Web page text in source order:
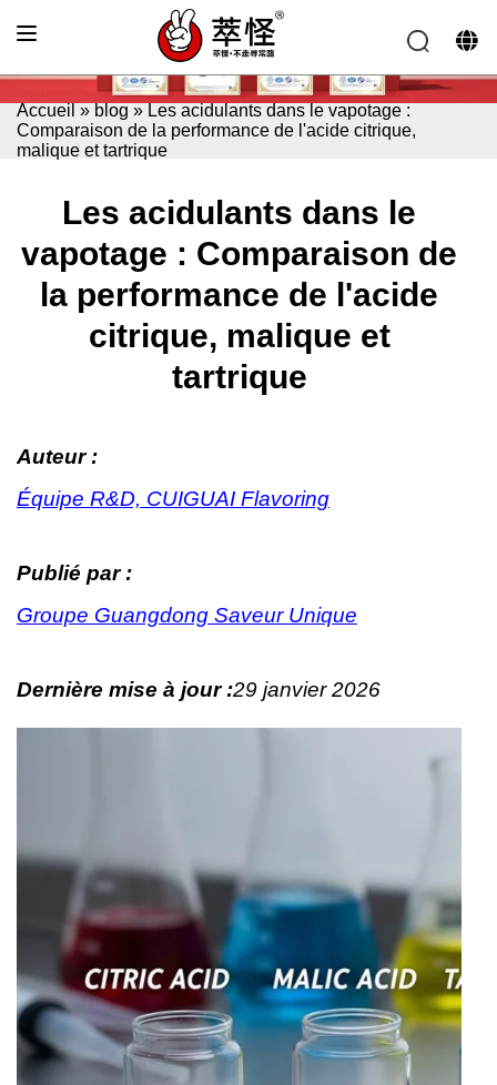
Accueil » blog » Les acidulants dans le vapotage :
Comparaison de la performance de l'acide citrique,
malique et tartrique
Les acidulants dans le
vapotage : Comparaison de
la performance de l'acide
citrique, malique et
tartrique
Auteur :
Équipe R&D, CUIGUAI Flavoring
Publié par :
Groupe Guangdong Saveur Unique
Dernière mise à jour :29 janvier 2026